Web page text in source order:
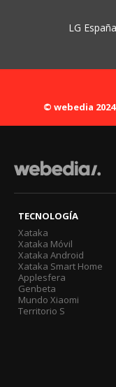
LG España
© webedia
TECNOLOGÍA
Xataka
Xataka Móvil
Xataka Android
Xataka Smart Home
Applesfera
Genbeta
Mundo Xiaomi
Territorio S